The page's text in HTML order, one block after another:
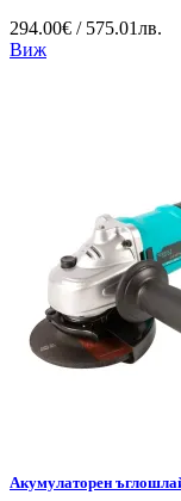
294.00€ / 575.01лв.
Виж
Акумулаторен